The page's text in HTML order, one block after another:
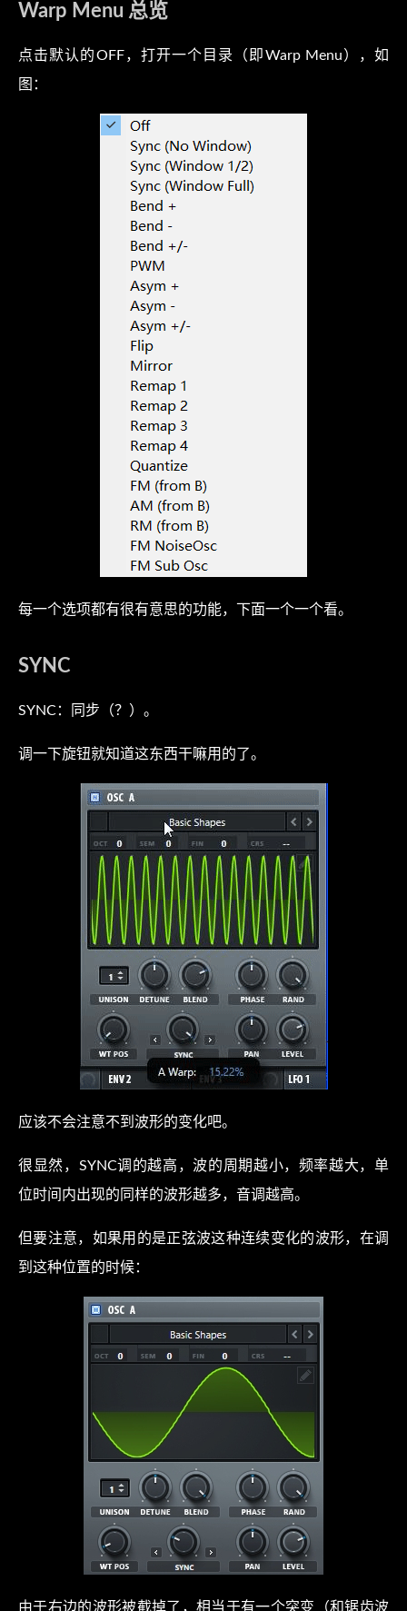
Warp Menu 总览
点击默认的OFF，打开一个目录（即Warp Menu），如
图：
每一个选项都有很有意思的功能，下面一个一个看。
SYNC
SYNC：同步（？）。
调一下旋钮就知道这东西干嘛用的了。
应该不会注意不到波形的变化吧。
很显然，SYNC调的越高，波的周期越小，频率越大，单
位时间内出现的同样的波形越多，音调越高。
但要注意，如果用的是正弦波这种连续变化的波形，在调
到这种位置的时候：
由于右边的波形被截掉了，相当于有一个突变（和锯齿波